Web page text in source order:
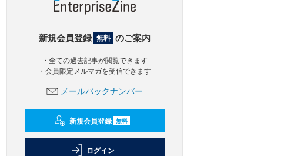
新規会員登録 無料 のご案内
・全ての過去記事が閲覧できます
・会員限定メルマガを受信できます
メールバックナンバー
新規会員登録 無料
ログイン